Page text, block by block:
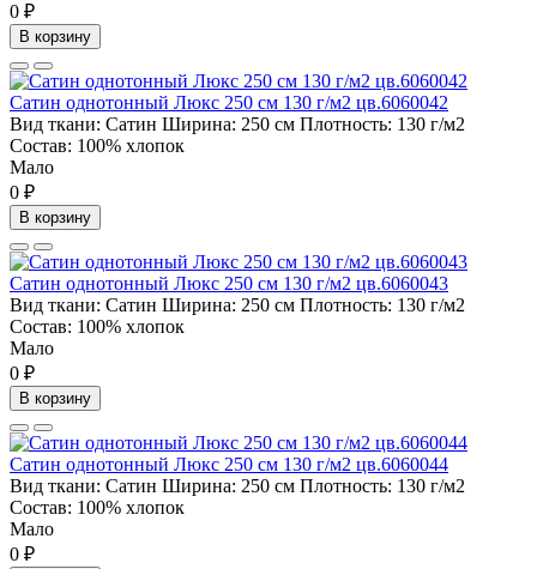
0 ₽
В корзину
Сатин однотонный Люкс 250 см 130 г/м2 цв.6060042
Вид ткани: Сатин Ширина: 250 см Плотность: 130 г/м2
Состав: 100% хлопок
Мало
0 ₽
В корзину
Сатин однотонный Люкс 250 см 130 г/м2 цв.6060043
Вид ткани: Сатин Ширина: 250 см Плотность: 130 г/м2
Состав: 100% хлопок
Мало
0 ₽
В корзину
Сатин однотонный Люкс 250 см 130 г/м2 цв.6060044
Вид ткани: Сатин Ширина: 250 см Плотность: 130 г/м2
Состав: 100% хлопок
Мало
0 ₽